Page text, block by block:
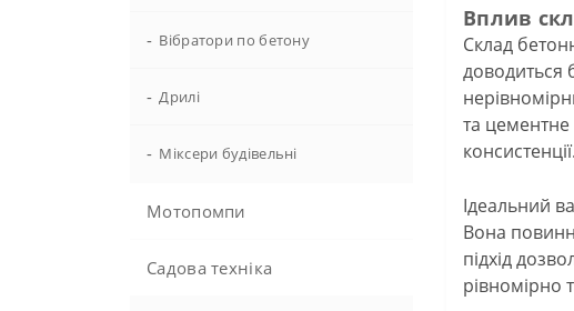
- Вібратори по бетону
- Дрилі
- Міксери будівельні
Мотопомпи
Садова техніка
Вплив
Склад
доводиться
та цементне
консистенції.
Ідеальний
Вона
підхід
рівномірно